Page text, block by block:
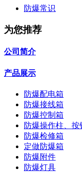
防爆常识
为您推荐
公司简介
产品展示
防爆配电箱
防爆接线箱
防爆控制箱
防爆操作柱、按
防爆检修箱
定做防爆箱
防爆附件
防爆灯具